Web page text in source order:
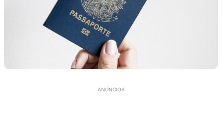
ANÚNCIOS